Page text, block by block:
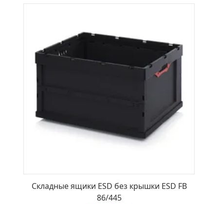
Складные ящики ESD без крышки ESD FB
86/445